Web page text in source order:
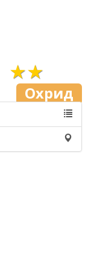
★★
Охрид